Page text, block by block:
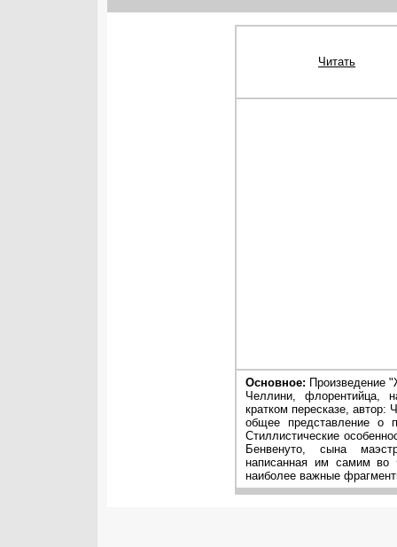
Читать
Основное: Произведение
Челлини, флорентийца,
кратком пересказе, автор:
общее представление о
Стиллистические
Бенвенуто, сына
написанная им самим во
наиболее важные